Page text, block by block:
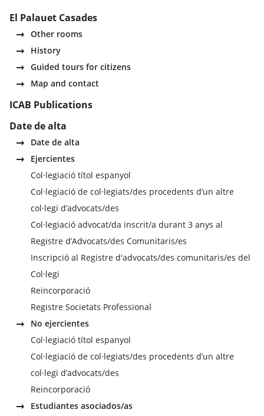
El Palauet Casades
Other rooms
History
Guided tours for citizens
Map and contact
ICAB Publications
Date de alta
Date de alta
Ejercientes
Col·legiació títol espanyol
Col·legiació de col·legiats/des procedents d’un altre
col·legi d’advocats/des
Col·legiació advocat/da inscrit/a durant 3 anys al
Registre d’Advocats/des Comunitaris/es
Inscripció al Registre d'advocats/des comunitaris/es del
Col·legi
Reincorporació
Registre Societats Professional
No ejercientes
Col·legiació títol espanyol
Col·legiació de col·legiats/des procedents d’un altre
col·legi d’advocats/des
Reincorporació
Estudiantes asociados/as